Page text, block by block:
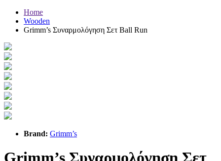
Home
Wooden
Grimm’s Συναρμολόγηση Σετ Ball Run
Brand: Grimm’s